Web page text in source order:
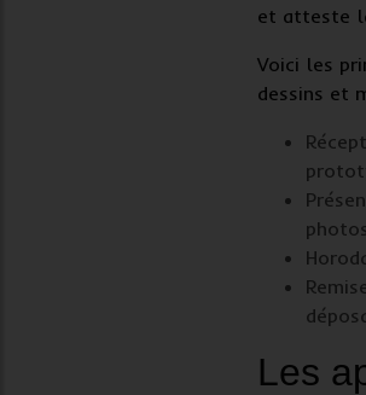
et atteste
Voici les
dessins et
Les